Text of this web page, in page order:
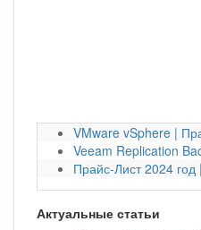
VMware vSphere |
Veeam Replication
Прайс-Лист 2024 год
Актуальные статьи